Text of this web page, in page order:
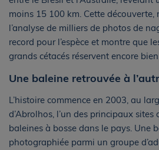
moins 15 100 km. Cette découverte,
l’analyse de milliers de photos de
record pour l’espèce et montre que
grands cétacés réservent encore
Une baleine retrouvée à
L’histoire commence en 2003, au
d’Abrolhos, l’un des principaux
baleines à bosse dans le pays. Une
photographiée parmi un groupe